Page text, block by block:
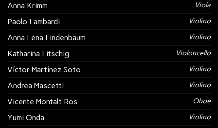
Anna Krimm Viola
Paolo Lambardi Violino
Anna Lena Lindenbaum Violino
Katharina Litschig Violoncello
Víctor Martínez Soto Violino
Andrea Mascetti Violino
Vicente Montalt Ros Oboe
Yumi Onda Violino